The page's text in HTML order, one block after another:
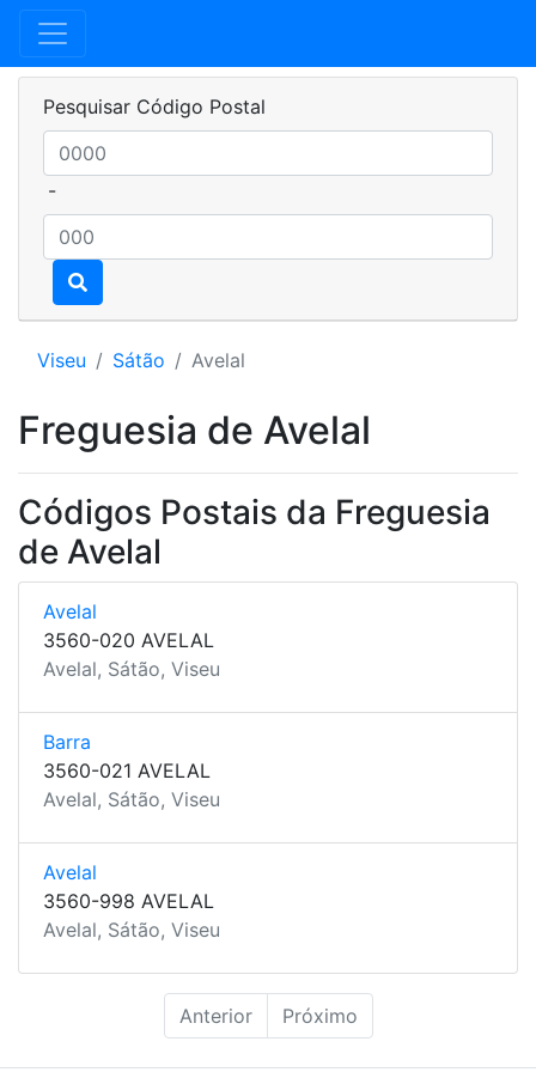
Pesquisar Código Postal
-
Viseu Sátão Avelal
Freguesia de Avelal
Códigos Postais da Freguesia
de Avelal
Avelal
3560-020 AVELAL
Avelal, Sátão, Viseu
Barra
3560-021 AVELAL
Avelal, Sátão, Viseu
Avelal
3560-998 AVELAL
Avelal, Sátão, Viseu
Anterior Próximo